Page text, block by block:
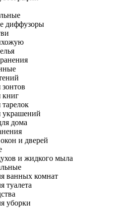
диффузоры
книг
украшений
дома
и дверей
и жидкого мыла
ванных комнат
туалета
уборки